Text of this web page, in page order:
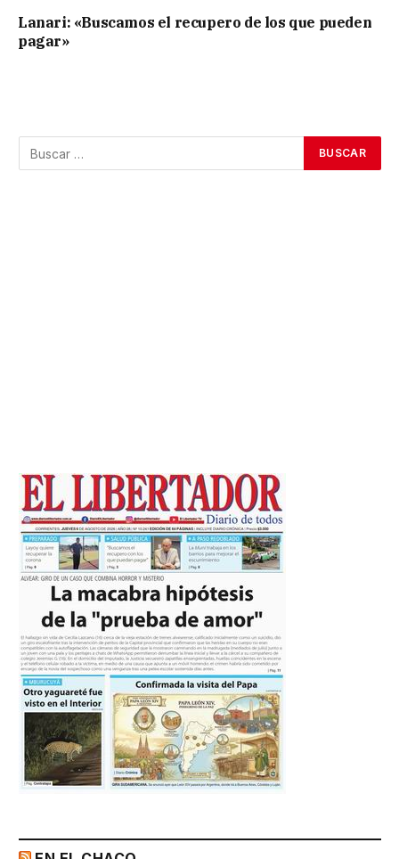
Lanari: «Buscamos el recupero de los que pueden
pagar»